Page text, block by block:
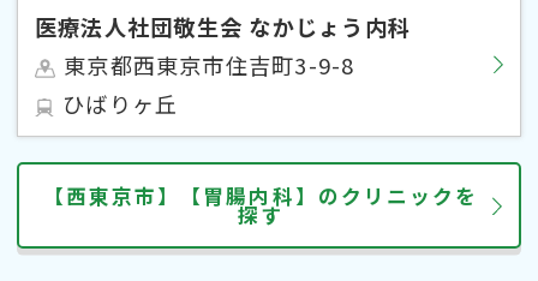
医療法人社団敬生会 なかじょう内科
東京都西東京市住吉町3-9-8
ひばりヶ丘
【西東京市】【胃腸内科】のクリニックを
探す